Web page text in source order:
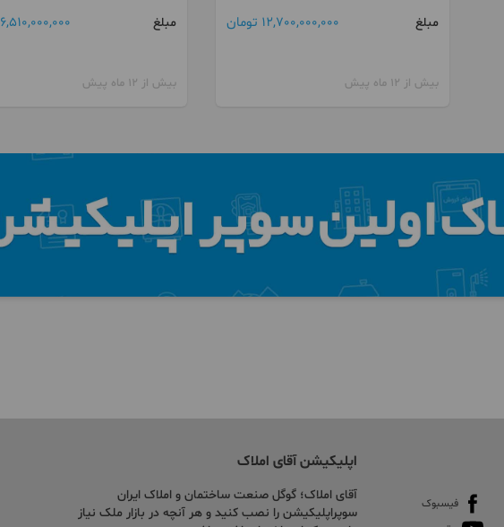
مبلغ
12,700,000,000 تومان
بیش از 12 ماه پیش
مبلغ
6,510,000,000 تومان
بیش از 12 ماه پیش
فیسبوک
اپلیکیشن آقای املاک
آقای املاک؛ گوگل صنعت ساختمان و املاک ایران
سوپراپلیکیشن را نصب کنید و هر آنچه در بازار ملک نیاز